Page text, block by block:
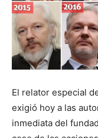
El relator especial
exigió hoy a las
inmediata del